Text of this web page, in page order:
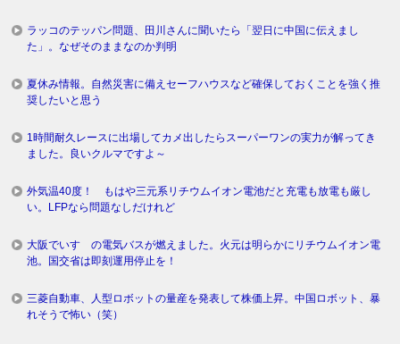
ラッコのテッパン問題、田川さんに聞いたら「翌日に中国に伝えまし
た」。なぜそのままなのか判明
夏休み情報。自然災害に備えセーフハウスなど確保しておくことを強く推
奨したいと思う
1時間耐久レースに出場してカメ出したらスーパーワンの実力が解ってき
ました。良いクルマですよ～
外気温40度！ もはや三元系リチウムイオン電池だと充電も放電も厳し
い。LFPなら問題なしだけれど
大阪でいすゞの電気バスが燃えました。火元は明らかにリチウムイオン電
池。国交省は即刻運用停止を！
三菱自動車、人型ロボットの量産を発表して株価上昇。中国ロボット、暴
れそうで怖い（笑）